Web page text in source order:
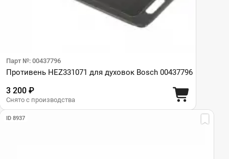
Парт №: 00437796
Противень HEZ331071 для духовок Bosch 00437796
3 200 ₽
Снято с производства
ID 8937